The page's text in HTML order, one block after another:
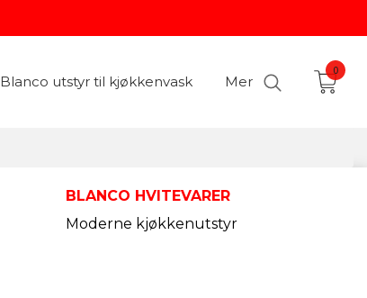
Blanco utstyr til kjøkkenvask Mer
0
BLANCO HVITEVARER
Moderne kjøkkenutstyr